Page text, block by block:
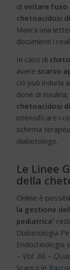
di evitare
chetoacidosi
Manca una
documenti i
In caso di
avere scarso
ciò può indurla
dose di
chetoacidosi
intensificare i
schema
diabetologo.
Le Linee
della
Online è
la gestione
pediatrica”
Diabetologia
Endocrinologia
– Vol. 86 –
Scarica le